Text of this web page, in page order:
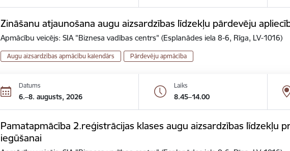
Zināšanu atjaunošana augu aizsardzības līdzekļu pārdevēju
Apmācību veicējs: SIA "Biznesa vadības centrs" (Esplanādes iela 8-6, Rīga, LV-1016)
Augu aizsardzības apmācību kalendārs Pārdevēju apmācība
Datums
6.–8. augusts, 2026
Laiks
8.45–14.00
Pamatapmācība 2.reģistrācijas klases augu aizsardzības līdzekļu
iegūšanai